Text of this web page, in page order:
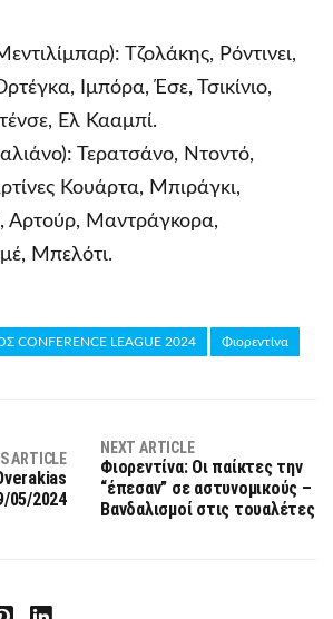
Τζολάκης, Ρόντινει,
Ιμπόρα, Έσε, Τσικίνιο,
Ελ Κααμπί.
Τερατσάνο, Ντοντό,
Κουάρτα, Μπιράγκι,
Αρτούρ, Μαντράγκορα,
Μπελότι.
CONFERENCE LEAGUE 2024 Φιορεντίνα
ARTICLE
05/2024
NEXT ARTICLE
Φιορεντίνα: Οι παίκτες την
“έπεσαν” σε αστυνομικούς –
Βανδαλισμοί στις τουαλέτες